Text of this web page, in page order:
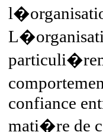
confiance
mati�re de